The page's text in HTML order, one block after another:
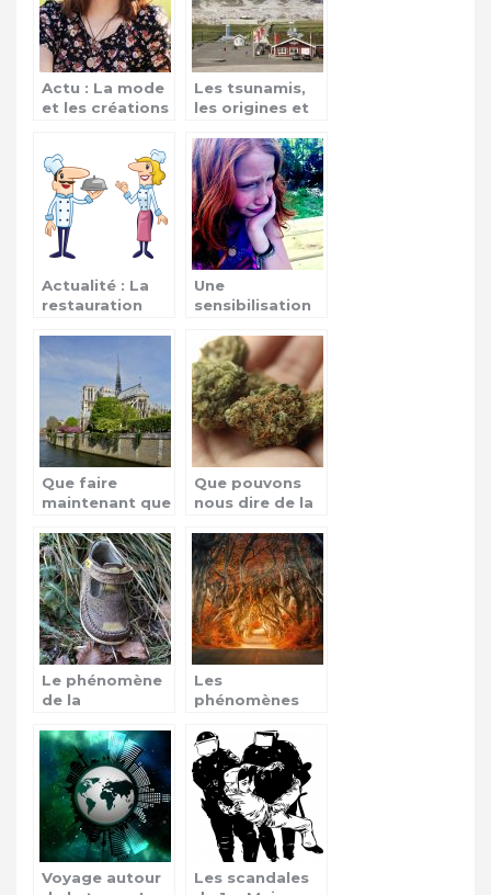
Actu : La mode
et les créations
Les tsunamis,
les origines et
Actualité : La
restauration
Une
sensibilisation
violences vis-à-
vis des enfants!
Que faire
maintenant que
Notre-Dame de
Paris est brûlée
?
Que pouvons
nous dire de la
cannabis en
France ?
Le phénomène
de la
enfants
Les
phénomènes
faut-il en
penser?
Voyage autour
Les scandales